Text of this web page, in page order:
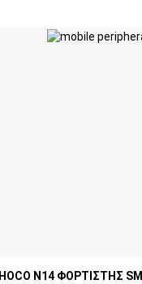
HOCO N14 ΦΟΡΤΙΣΤΗΣ